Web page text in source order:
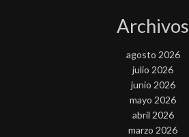
Archivos
agosto 2026
julio 2026
junio 2026
mayo 2026
abril 2026
marzo 2026